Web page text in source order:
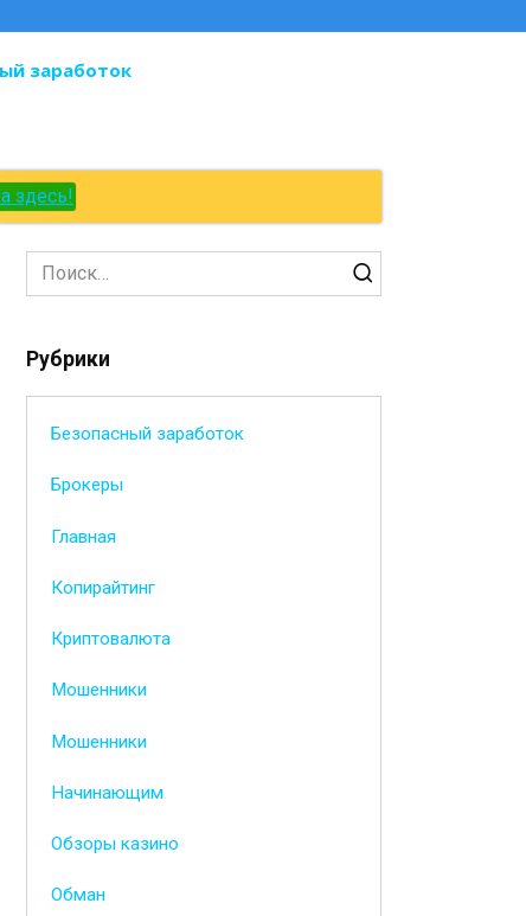
заработок
здесь!
Search
for:
Рубрики
Безопасный заработок
Брокеры
Главная
Копирайтинг
Криптовалюта
Мошенники
Мошенники
Начинающим
Обзоры казино
Обман